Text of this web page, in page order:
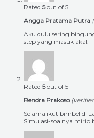
Rated 5out of 5
Angga Pratama Putra
Aku dulu sering
step yang masuk akal.
Rated 5out of 5
Rendra Prakoso
Selama ikut bimbel di
Simulasi-soalnya mirip